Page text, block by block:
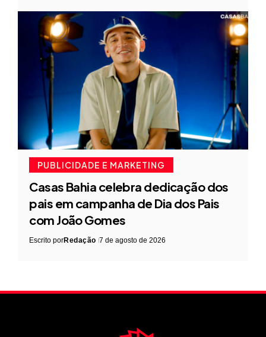
PUBLICIDADE E MARKETING
Casas Bahia celebra dedicação dos
pais em campanha de Dia dos Pais
com João Gomes
Escrito porRedação 7 de agosto de 2026